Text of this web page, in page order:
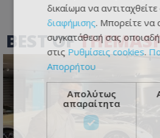
BEST OF
δικαίωμα να αντιταχθείτε
διαφήμισης. Μπορείτε να
συγκατάθεσή σας
στις Ρυθμίσεις cookies.
Απορρήτου
Απολύτως
απαραίτητα